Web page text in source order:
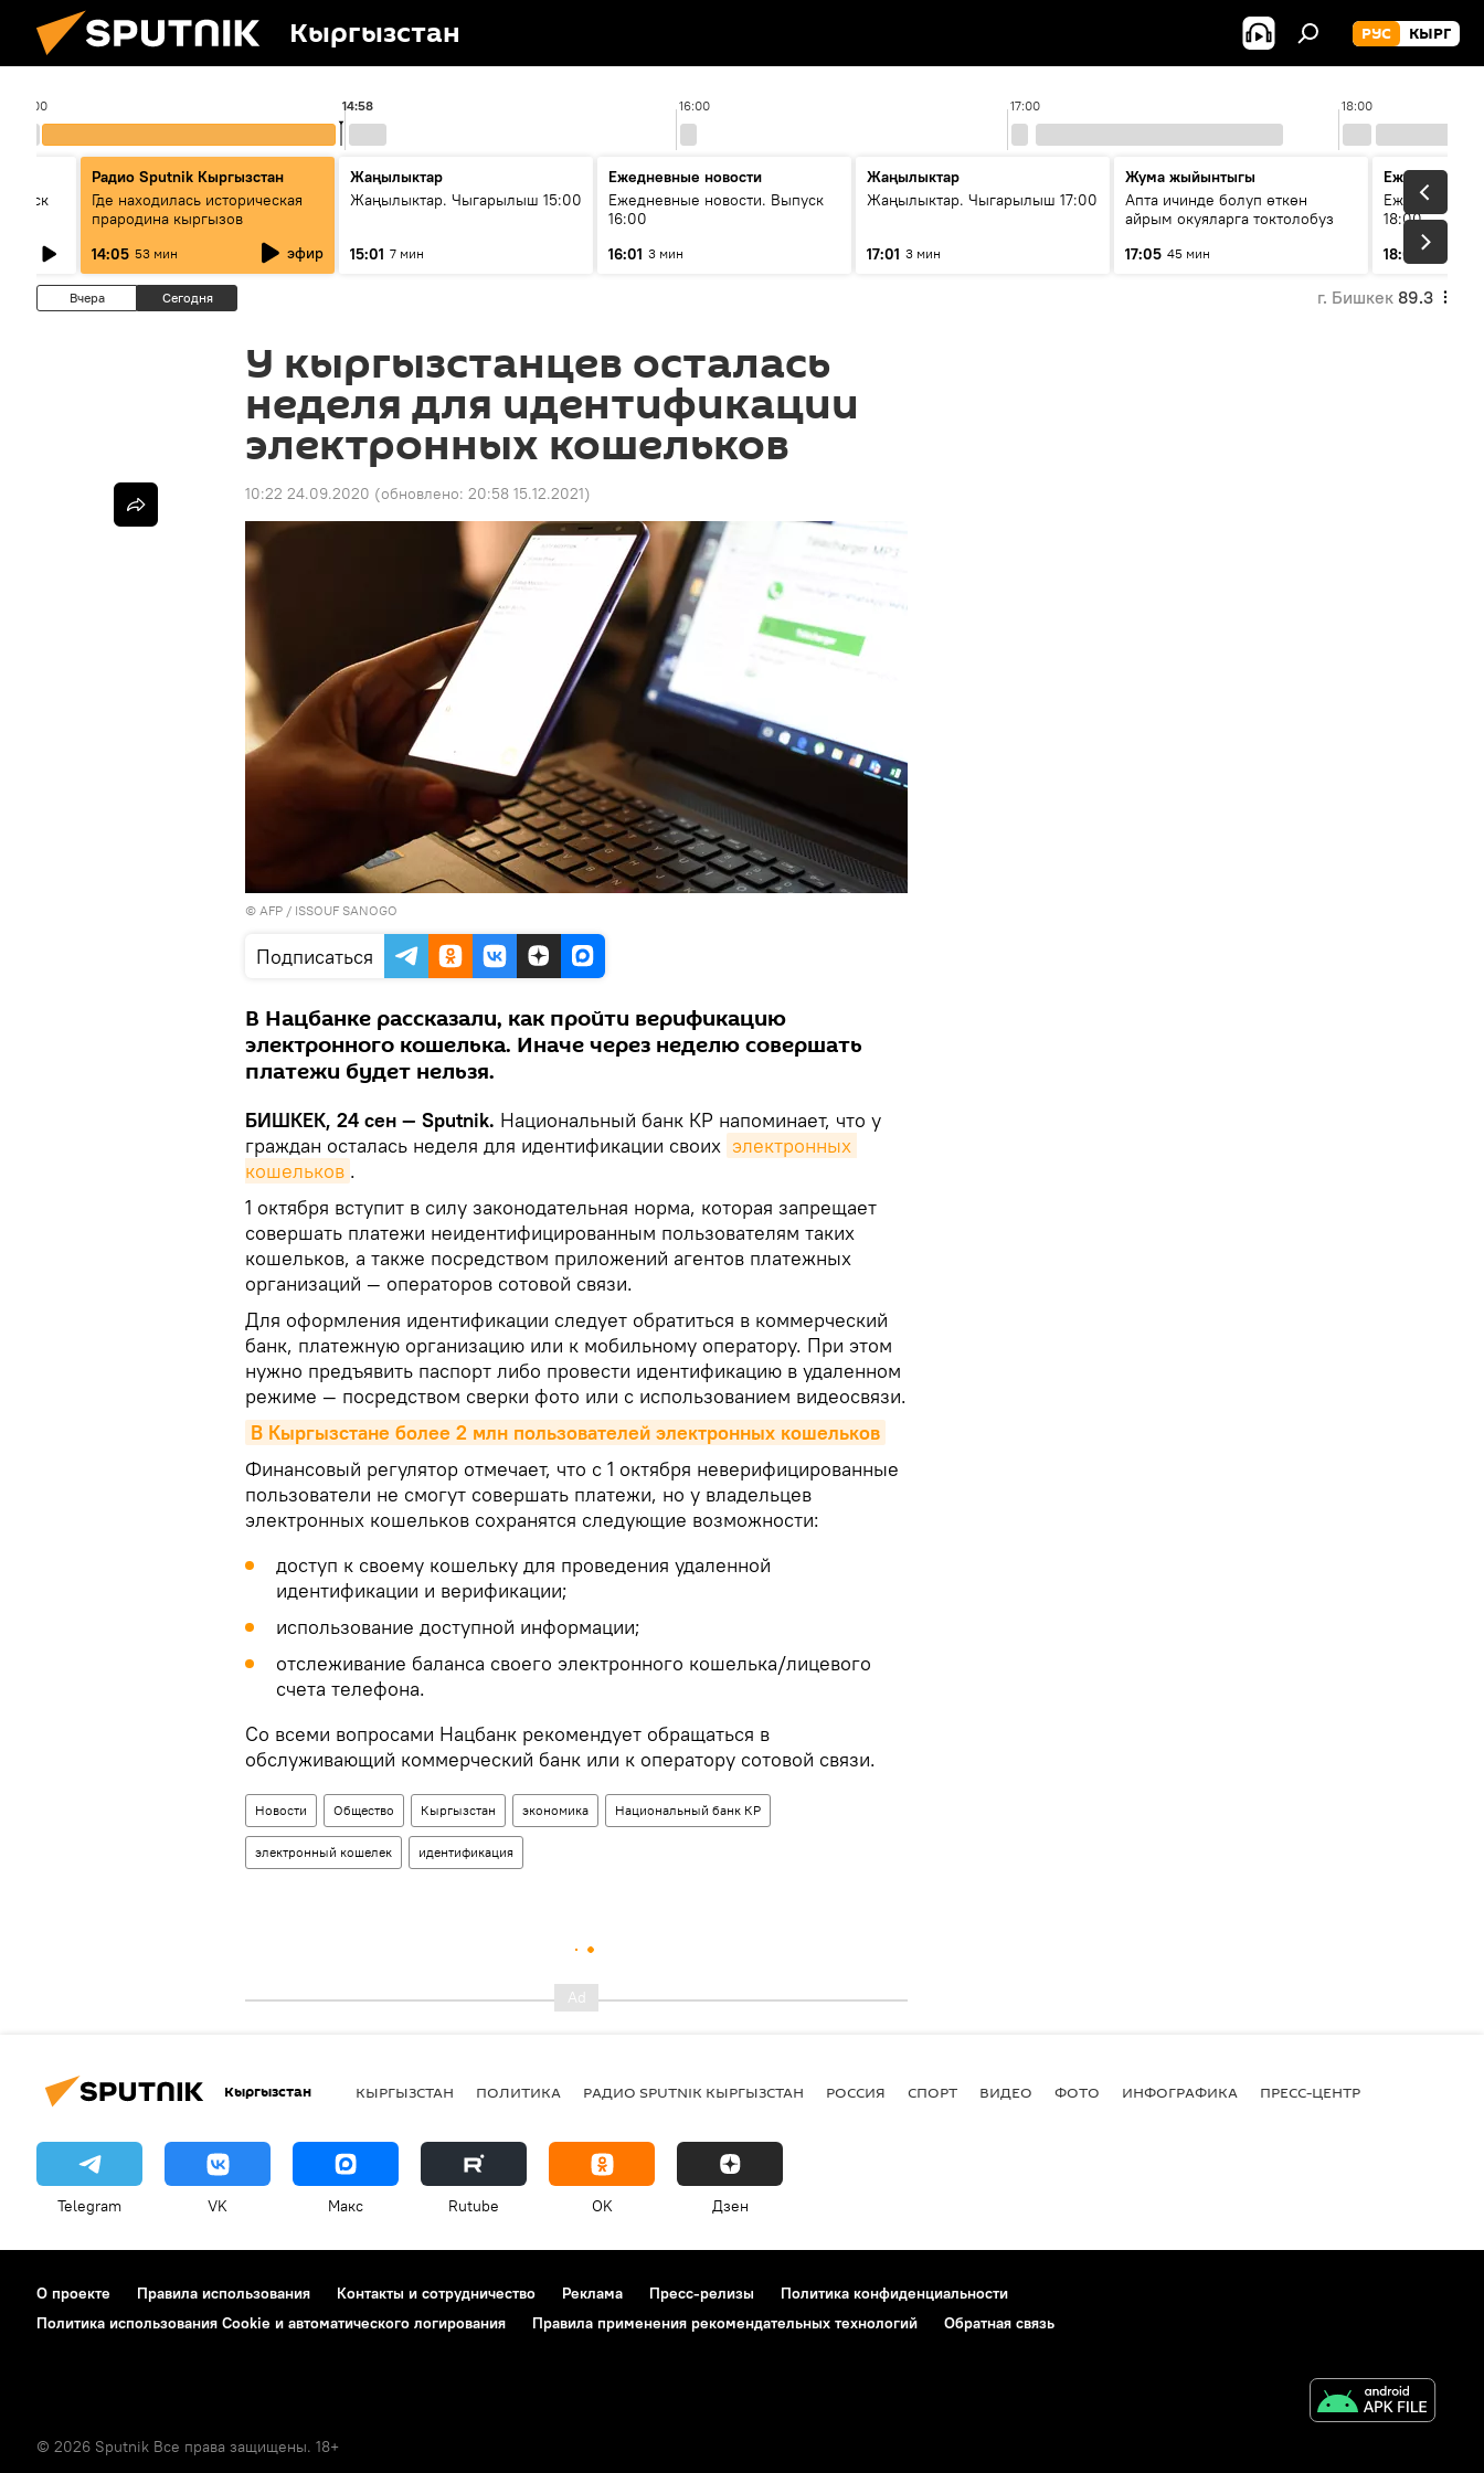
Кыргызстан РУС КЫРГ
14:00 16:00 17:00 18:00
14:58
Радио Sputnik Кыргызстан
Где находилась историческая
прародина кыргызов
14:05 53 мин эфир
Жаңылыктар
Жаңылыктар. Чыгарылыш 15:00
15:01 7 мин
Ежедневные новости
Ежедневные новости. Выпуск
16:00
16:01 3 мин
Жаңылыктар
Жаңылыктар. Чыгарылыш 17:00
17:01 3 мин
Жума жыйынтыгы
Апта ичинде болуп өткөн
айрым окуяларга токтолобуз
17:05 45 мин
Ежедневные
Ежедневные
18:00
18:01
5 мин
Вчера Сегодня г. Бишкек 89.3
У кыргызстанцев осталась
неделя для идентификации
электронных кошельков
10:22 24.09.2020 (обновлено: 20:58 15.12.2021)
© AFP / ISSOUF SANOGO
Подписаться
В Нацбанке рассказали, как пройти верификацию
электронного кошелька. Иначе через неделю совершать
платежи будет нельзя.
БИШКЕК, 24 сен — Sputnik. Национальный банк КР напоминает, что у
граждан осталась неделя для идентификации своих электронных
кошельков .
1 октября вступит в силу законодательная норма, которая запрещает
совершать платежи неидентифицированным пользователям таких
кошельков, а также посредством приложений агентов платежных
организаций — операторов сотовой связи.
Для оформления идентификации следует обратиться в коммерческий
банк, платежную организацию или к мобильному оператору. При этом
нужно предъявить паспорт либо провести идентификацию в удаленном
режиме — посредством сверки фото или с использованием видеосвязи.
В Кыргызстане более 2 млн пользователей электронных кошельков
Финансовый регулятор отмечает, что с 1 октября неверифицированные
пользователи не смогут совершать платежи, но у владельцев
электронных кошельков сохранятся следующие возможности:
доступ к своему кошельку для проведения удаленной
идентификации и верификации;
использование доступной информации;
отслеживание баланса своего электронного кошелька/лицевого
счета телефона.
Со всеми вопросами Нацбанк рекомендует обращаться в
обслуживающий коммерческий банк или к оператору сотовой связи.
Новости Общество Кыргызстан экономика Национальный банк КР
электронный кошелек идентификация
Кыргызстан КЫРГЫЗСТАН ПОЛИТИКА РАДИО SPUTNIK КЫРГЫЗСТАН РОССИЯ СПОРТ ВИДЕО ФОТО ИНФОГРАФИКА ПРЕСС-ЦЕНТР
Telegram VK Макс Rutube OK Дзен
О проекте Правила использования Контакты и сотрудничество Реклама Пресс-релизы
Политика конфиденциальности
Политика использования Cookie и автоматического логирования
Правила применения рекомендательных технологий Обратная связь
© 2026 Sputnik Все права защищены. 18+